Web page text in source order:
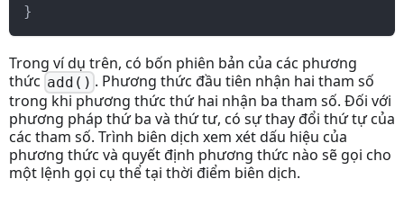
}
Trong ví dụ trên, có bốn phiên bản của các phương
thức add() . Phương thức đầu tiên nhận hai tham số
trong khi phương thức thứ hai nhận ba tham số. Đối với
phương pháp thứ ba và thứ tư, có sự thay đổi thứ tự của
các tham số. Trình biên dịch xem xét dấu hiệu của
phương thức và quyết định phương thức nào sẽ gọi cho
một lệnh gọi cụ thể tại thời điểm biên dịch.